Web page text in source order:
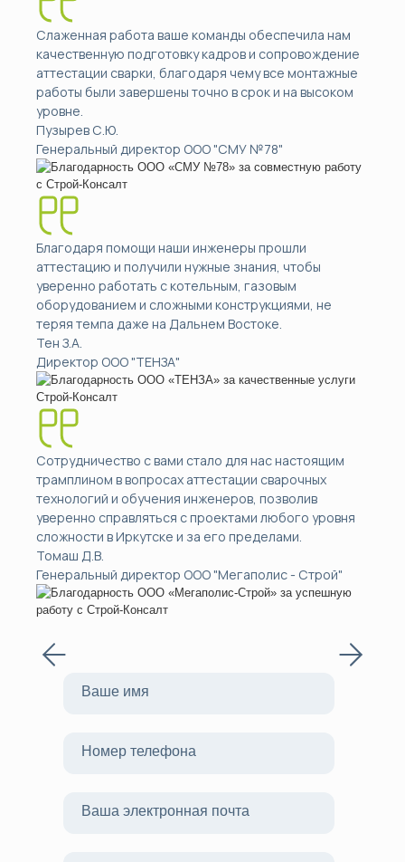
Слаженная работа ваше команды обеспечила нам
качественную подготовку кадров и сопровождение
аттестации сварки, благодаря чему все монтажные
работы были завершены точно в срок и на высоком
уровне.
Пузырев С.Ю.
Генеральный директор ООО "СМУ №78"
Благодаря помощи наши инженеры прошли
аттестацию и получили нужные знания, чтобы
уверенно работать с котельным, газовым
оборудованием и сложными конструкциями, не
теряя темпа даже на Дальнем Востоке.
Тен З.А.
Директор ООО "ТЕНЗА"
Сотрудничество с вами стало для нас настоящим
трамплином в вопросах аттестации сварочных
технологий и обучения инженеров, позволив
уверенно справляться с проектами любого уровня
сложности в Иркутске и за его пределами.
Томаш Д.В.
Генеральный директор ООО "Мегаполис - Строй"